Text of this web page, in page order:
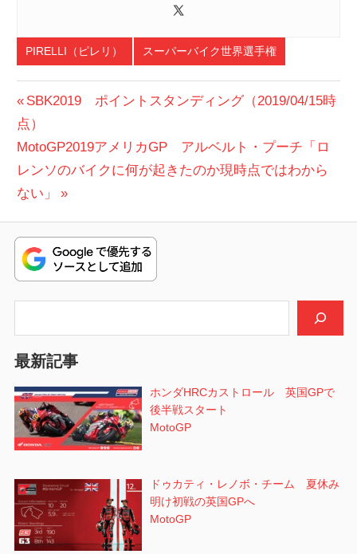
PIRELLI（ピレリ） スーパーバイク世界選手権
投
稿
ナ
ビ
ゲ
ー
ン
前
の
投
稿:
SBK2019 ポイントスタンディング（2019/04/15時
点）
次
の
投
MotoGP2019アメリカGP アルベルト・プーチ「ロ
レンソのバイクに何が起きたのか現時点ではわから
ない」
最新記事
ホンダHRCカストロール 英国GPで
後半戦スタート
MotoGP
ドゥカティ・レノボ・チーム 夏休み
明け初戦の英国GPへ
MotoGP